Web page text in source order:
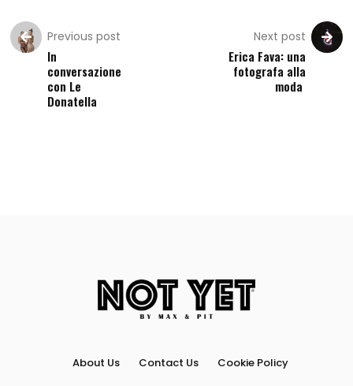
Previous post
In
conversazione
con Le
Donatella
Next post
Erica Fava: una
fotografa alla
moda
About Us Contact Us Cookie Policy